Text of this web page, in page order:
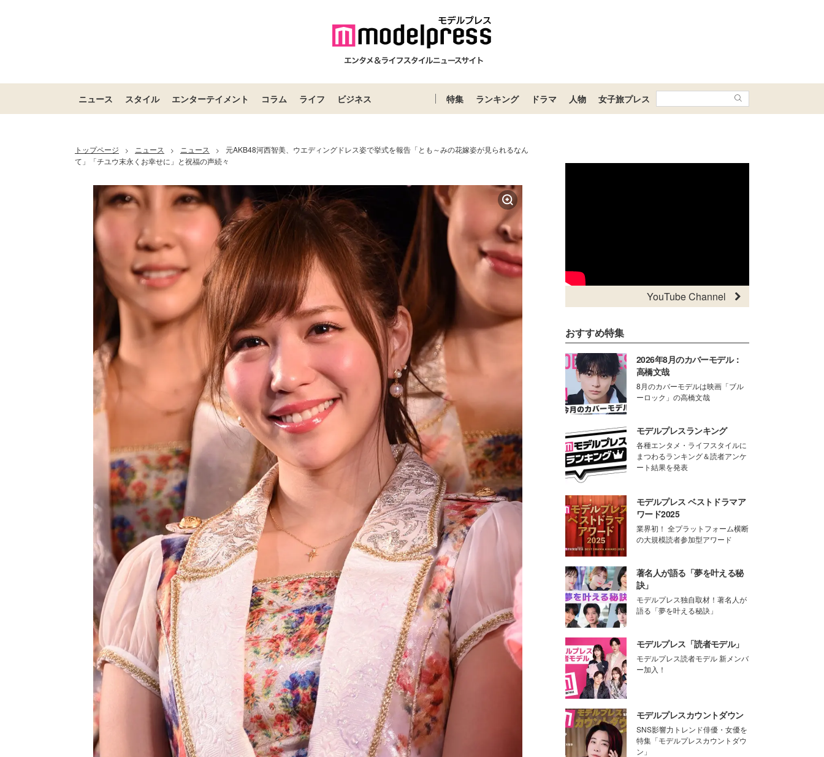
ニュース スタイル エンターテイメント コラム ライフ ビジネス 特集 ランキング ドラマ 人物 女子旅プレス
トップページ > ニュース > ニュース >
元AKB48河西智美、ウエディングドレス姿で挙式を報告「とも～みの花嫁姿が見られるなん
て」「チユウ末永くお幸せに」と祝福の声続々
YouTube Channel
おすすめ特集
2026年8月のカバーモデル：
高橋文哉
8月のカバーモデルは映画「ブル
ーロック」の高橋文哉
モデルプレスランキング
各種エンタメ・ライフスタイルに
まつわるランキング＆読者アンケ
ート結果を発表
モデルプレス ベストドラマア
ワード2025
業界初！ 全プラットフォーム横断
の大規模読者参加型アワード
著名人が語る「夢を叶える秘
訣」
モデルプレス独自取材！著名人が
語る「夢を叶える秘訣」
モデルプレス「読者モデル」
モデルプレス読者モデル 新メンバ
ー加入！
モデルプレスカウントダウン
SNS影響力トレンド俳優・女優を
特集「モデルプレスカウントダウ
ン」